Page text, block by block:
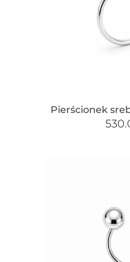
Pierścionek